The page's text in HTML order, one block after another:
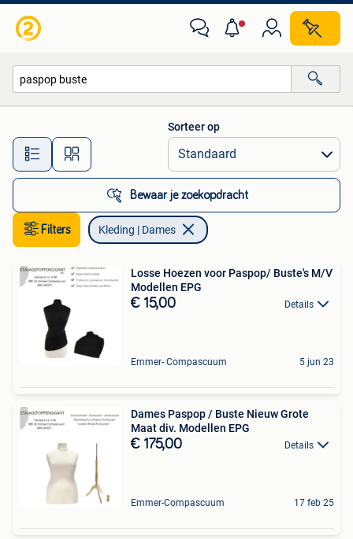
Alle afstanden…
Sorteer op
Bewaar je zoekopdracht
Filters Kleding | Dames
Losse Hoezen voor Paspop/ Buste's M/V
Modellen EPG
€ 15,00 Details
Emmer- Compascuum 5 jun 23
Dames Paspop / Buste Nieuw Grote
Maat div. Modellen EPG
€ 175,00 Details
Emmer-Compascuum 17 feb 25